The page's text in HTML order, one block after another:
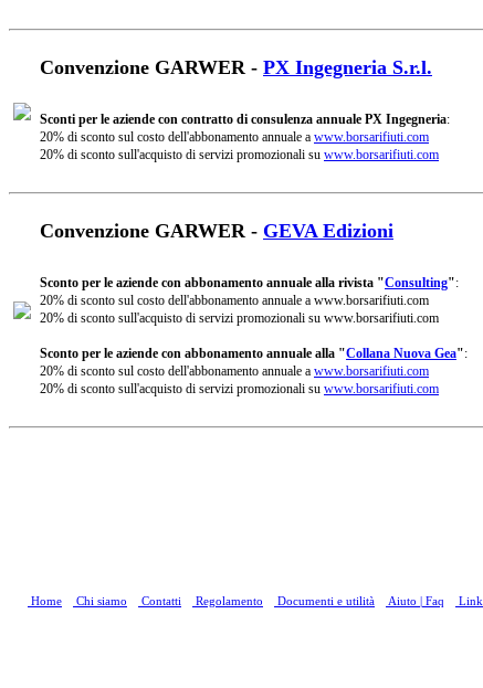
Convenzione GARWER - PX Ingegneria S.r.l.
Sconti per le aziende con contratto di consulenza annuale PX Ingegneria:
20% di sconto sul costo dell'abbonamento annuale a www.borsarifiuti.com
20% di sconto sull'acquisto di servizi promozionali su www.borsarifiuti.com
Convenzione GARWER - GEVA Edizioni
Sconto per le aziende con abbonamento annuale alla rivista "Consulting":
20% di sconto sul costo dell'abbonamento annuale a www.borsarifiuti.com
20% di sconto sull'acquisto di servizi promozionali su www.borsarifiuti.com
Sconto per le aziende con abbonamento annuale alla "Collana Nuova Gea":
20% di sconto sul costo dell'abbonamento annuale a www.borsarifiuti.com
20% di sconto sull'acquisto di servizi promozionali su www.borsarifiuti.com
Home Chi siamo Contatti Regolamento Documenti e utilità Aiuto | Faq Link